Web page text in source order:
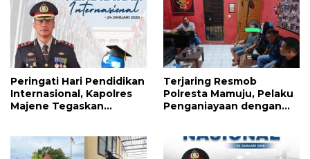
Peringati Hari Pendidikan
Internasional, Kapolres
Majene Tegaskan
Terjaring Resmob
Polresta Mamuju, Pelaku
Penganiayaan dengan